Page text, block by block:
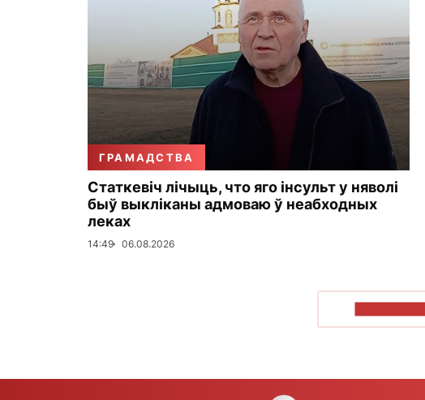
ГРАМАДСТВА
Статкевіч лічыць, что яго інсульт у няволі
быў выкліканы адмоваю ў неабходных
леках
14:49 06.08.2026